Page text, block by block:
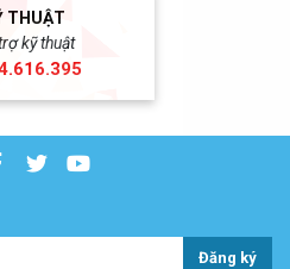
THUẬT
kỹ thuật
Đăng ký